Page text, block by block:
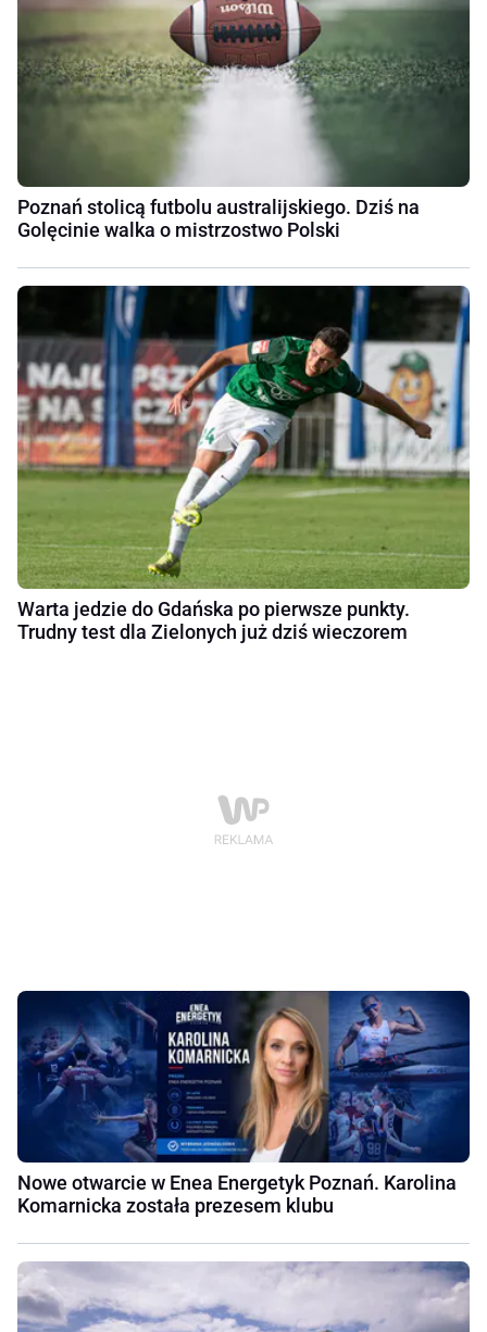
Poznań stolicą futbolu australijskiego. Dziś na
Golęcinie walka o mistrzostwo Polski
Warta jedzie do Gdańska po pierwsze punkty.
Trudny test dla Zielonych już dziś wieczorem
Nowe otwarcie w Enea Energetyk Poznań. Karolina
Komarnicka została prezesem klubu